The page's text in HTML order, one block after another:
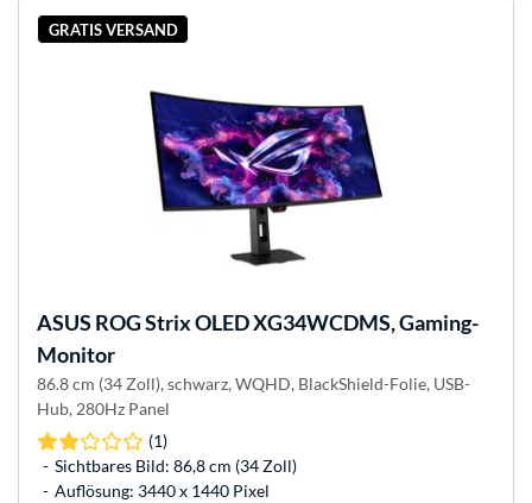
GRATIS VERSAND
ASUS ROG Strix OLED XG34WCDMS, Gaming-
Monitor
86.8 cm (34 Zoll), schwarz, WQHD, BlackShield-Folie, USB-
Hub, 280Hz Panel
(1)
Sichtbares Bild: 86,8 cm (34 Zoll)
Auflösung: 3440 x 1440 Pixel